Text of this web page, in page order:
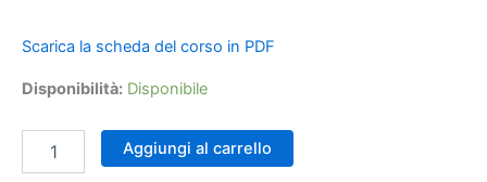
Scarica la scheda del corso in PDF
Disponibilità: Disponibile
Doctorswork
Starter
Aggiungi al carrello